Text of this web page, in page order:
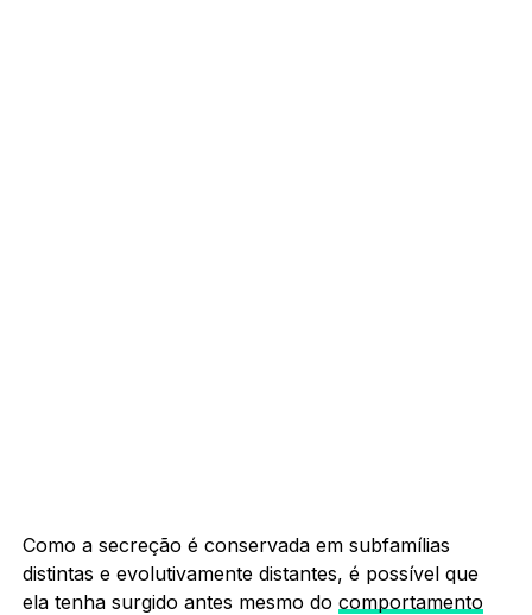
Como a secreção é conservada em subfamílias
distintas e evolutivamente distantes, é possível que
ela tenha surgido antes mesmo do comportamento